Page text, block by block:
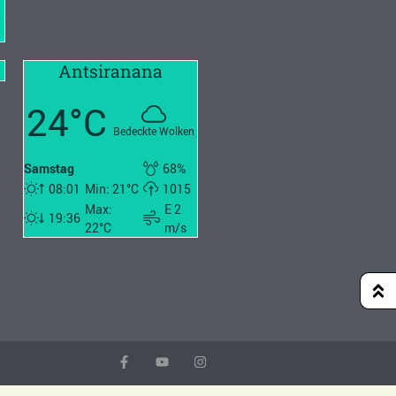
Antsiranana
24°C Bedeckte Wolken
Samstag
68%
08:01 Min: 21°C
1015
19:36
Max:
22°C
E 2
m/s